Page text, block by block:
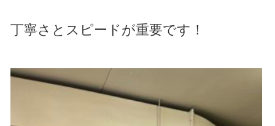
丁寧さとスピードが重要です！